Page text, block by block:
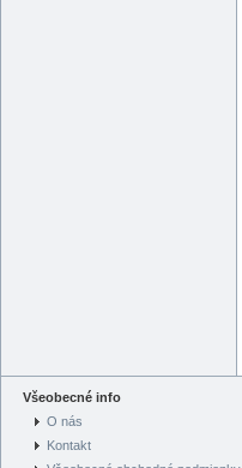
Všeobecné info
O nás
Kontakt